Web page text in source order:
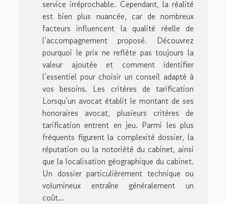
service irréprochable. Cependant, la réalité
est bien plus nuancée, car de nombreux
facteurs influencent la qualité réelle de
l’accompagnement proposé. Découvrez
pourquoi le prix ne reflète pas toujours la
valeur ajoutée et comment identifier
l’essentiel pour choisir un conseil adapté à
vos besoins. Les critères de tarification
Lorsqu’un avocat établit le montant de ses
honoraires avocat, plusieurs critères de
tarification entrent en jeu. Parmi les plus
fréquents figurent la complexité dossier, la
réputation ou la notoriété du cabinet, ainsi
que la localisation géographique du cabinet.
Un dossier particulièrement technique ou
volumineux entraîne généralement un
coût...